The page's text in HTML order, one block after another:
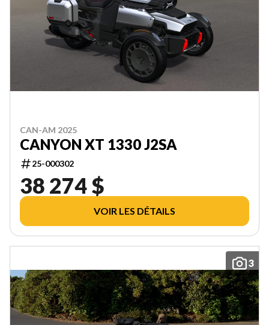
CAN-AM 2025
CANYON XT 1330 J2SA
25-000302
38 274 $
VOIR LES DÉTAILS
3